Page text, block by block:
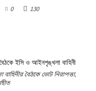
0 130
বৈঠকে ভোট নিরাপত্তা,